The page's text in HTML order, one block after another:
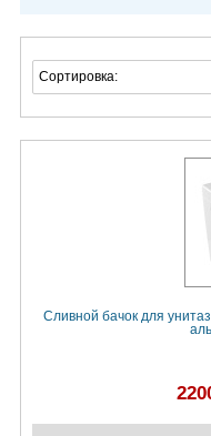
Сортировка:
Сливной бачок для